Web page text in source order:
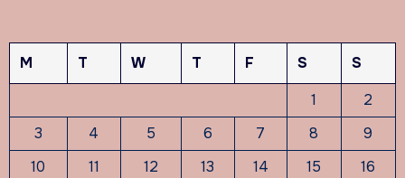
M T W T F S
S
1
2
3
4 5 6 7 8
9
10
11 12 13 14 15
16